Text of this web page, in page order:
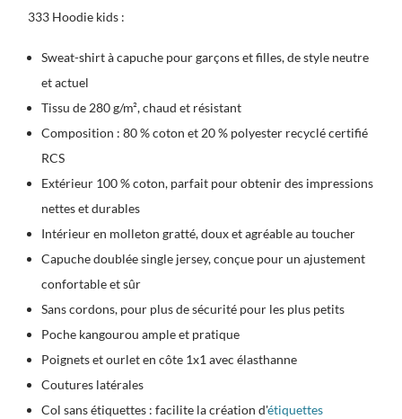
333 Hoodie kids :
Sweat-shirt à capuche pour garçons et filles, de style neutre
et actuel
Tissu de 280 g/m², chaud et résistant
Composition : 80 % coton et 20 % polyester recyclé certifié
RCS
Extérieur 100 % coton, parfait pour obtenir des impressions
nettes et durables
Intérieur en molleton gratté, doux et agréable au toucher
Capuche doublée single jersey, conçue pour un ajustement
confortable et sûr
Sans cordons, pour plus de sécurité pour les plus petits
Poche kangourou ample et pratique
Poignets et ourlet en côte 1x1 avec élasthanne
Coutures latérales
Col sans étiquettes : facilite la création d'étiquettes